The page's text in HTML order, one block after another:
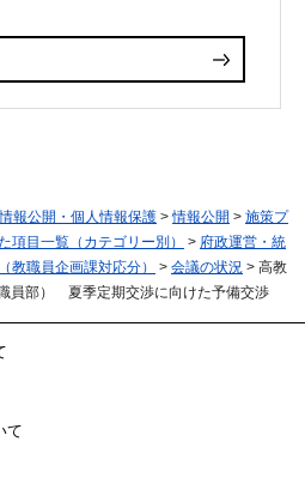
情報公開・個人情報保護 >情報公開 > 施策プ
項目一覧（カテゴリー別） > 府政運営・統
教職員企画課対応分） > 会議の状況 > 高教
員部） 夏季定期交渉に向けた予備交渉
て